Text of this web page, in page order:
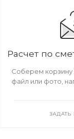
Расчет по
Соберем корзину
файл или фото,